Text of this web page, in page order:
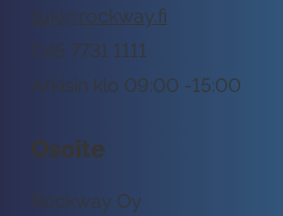
tuki@rockway.fi
Arkisin klo 09:00 -15:00
045 7731 1111
Osoite
Rockway Oy